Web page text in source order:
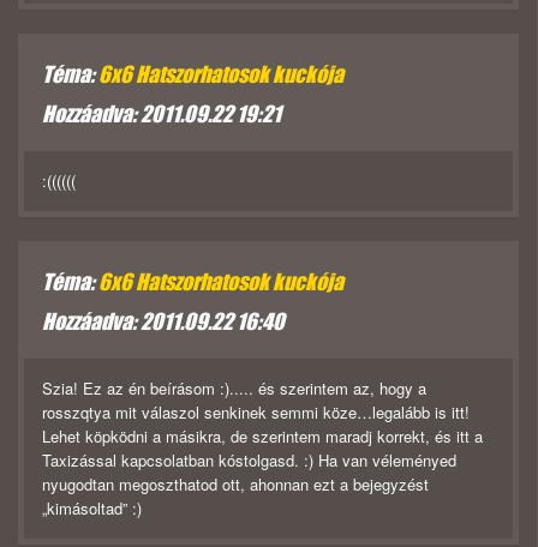
Téma:6x6 Hatszorhatosok kuckója
Hozzáadva: 2011.09.22 19:21
:((((((
Téma:6x6 Hatszorhatosok kuckója
Hozzáadva: 2011.09.22 16:40
Szia! Ez az én beírásom :)..... és szerintem az, hogy a
rosszqtya mit válaszol senkinek semmi köze…legalább is itt!
Lehet köpködni a másikra, de szerintem maradj korrekt, és itt a
Taxizással kapcsolatban kóstolgasd. :) Ha van véleményed
nyugodtan megoszthatod ott, ahonnan ezt a bejegyzést
„kimásoltad” :)